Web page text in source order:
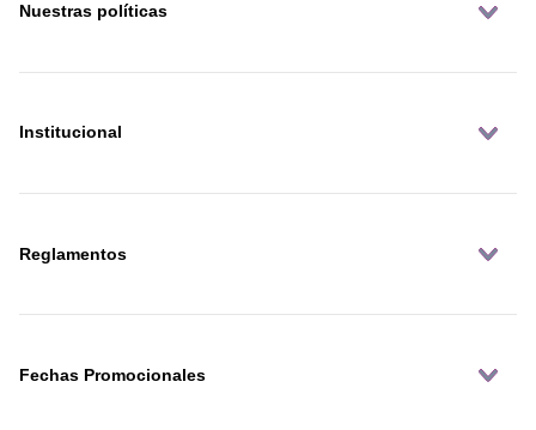
Nuestras políticas
Institucional
Reglamentos
Fechas Promocionales